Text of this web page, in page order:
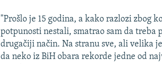
"Prošlo je 15 godina, a kako razlozi zbog
potpunosti nestali, smatrao sam da
drugačiji način. Na stranu sve, ali velika
da neko iz BiH obara rekorde jedne od